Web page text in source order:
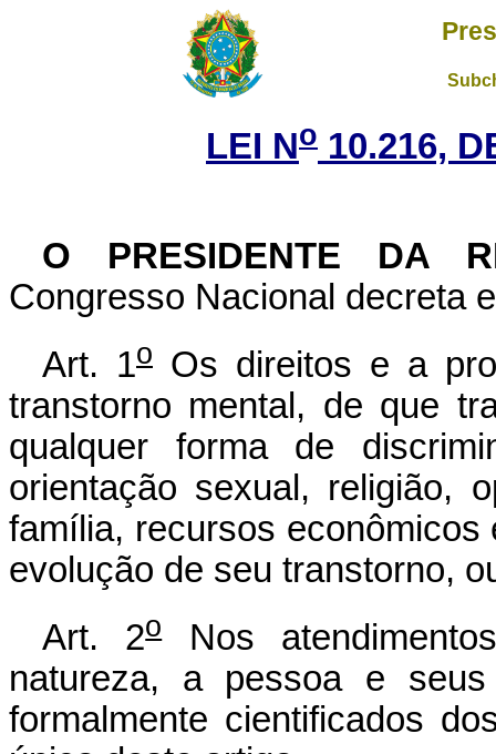
LEI No 10.216,
O PRESIDENTE DA
Congresso Nacional decreta
Art. 1o Os direitos e a
transtorno mental, de que
qualquer forma de
orientação sexual, religião,
família, recursos
evolução de seu transtorno,
Art. 2oNos
natureza, a pessoa e
formalmente cientificados